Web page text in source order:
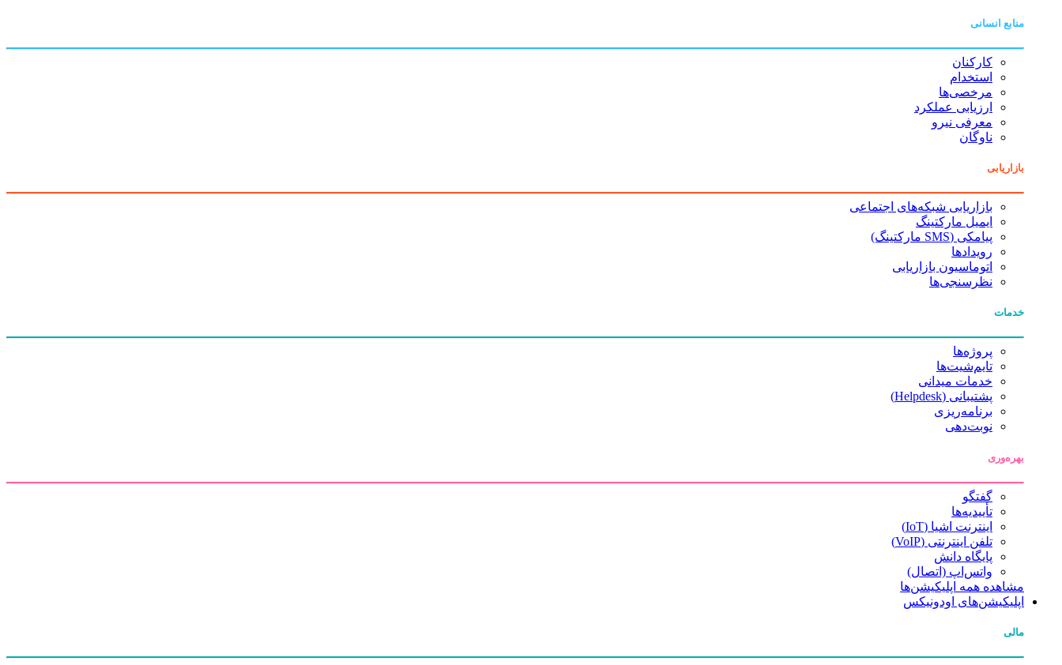
منابع انسانی
کارکنان
استخدام
مرخصی‌ها
ارزیابی عملکرد
معرفی نیرو
ناوگان
بازاریابی
بازاریابی شبکه‌های اجتماعی
ایمیل مارکتینگ
پیامکی (SMS مارکتینگ)
رویدادها
اتوماسیون بازاریابی
نظرسنجی‌ها
خدمات
پروژه‌ها
تایم‌شیت‌ها
خدمات میدانی
پشتیبانی (Helpdesk)
برنامه‌ریزی
نوبت‌دهی
بهره‌وری
گفتگو
تأییدیه‌ها
اینترنت اشیا (IoT)
تلفن اینترنتی (VoIP)
پایگاه دانش
واتس‌اپ (اتصال)
مشاهده همه اپلیکیشن‌ها
اپلیکیشن‌های اودونیکس
مالی